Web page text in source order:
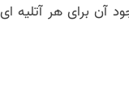
آن برای هر آتلیه ای